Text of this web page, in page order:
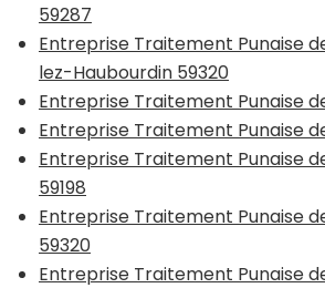
59287
Entreprise Traitement Punaise
lez-Haubourdin 59320
Entreprise Traitement Punaise
Entreprise Traitement Punaise
Entreprise Traitement Punaise
59198
Entreprise Traitement Punaise
59320
Entreprise Traitement Punaise